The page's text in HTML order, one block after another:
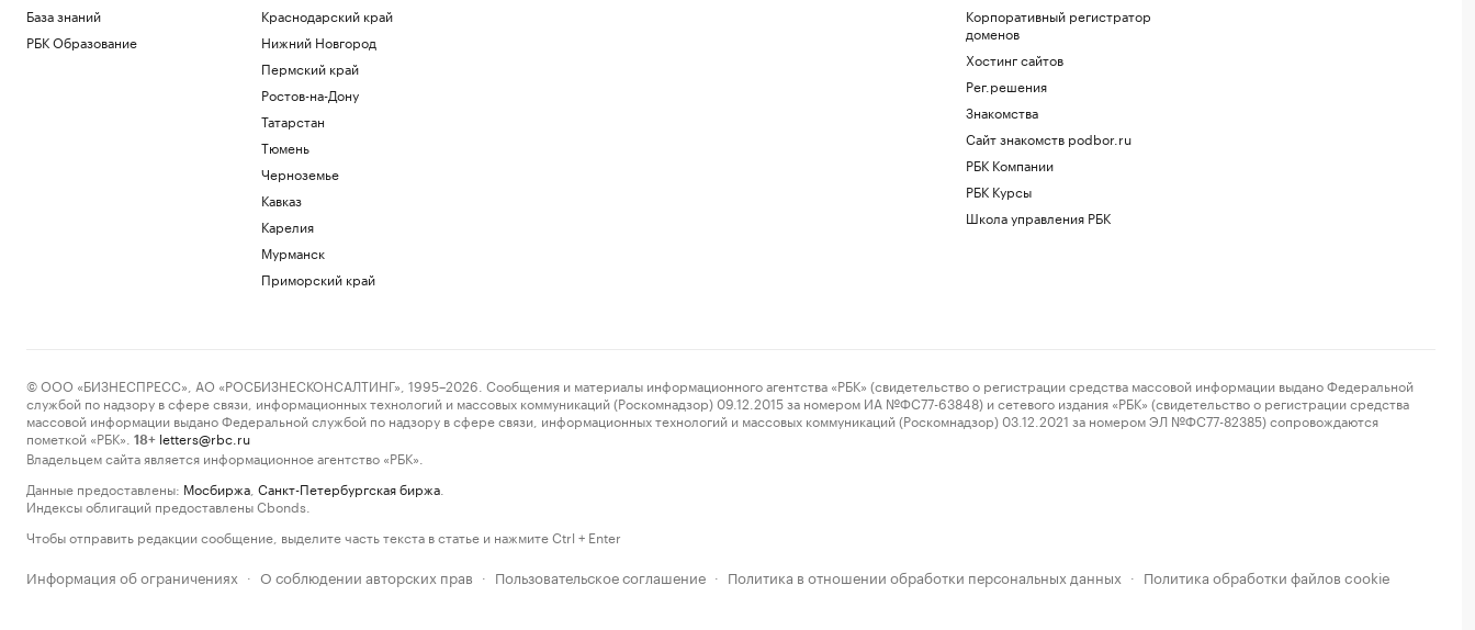
База знаний
РБК Образование
Краснодарский край
Нижний Новгород
Пермский край
Ростов-на-Дону
Татарстан
Тюмень
Черноземье
Кавказ
Карелия
Мурманск
Приморский край
Корпоративный регистратор
доменов
Хостинг сайтов
Рег.решения
Знакомства
Сайт знакомств podbor.ru
РБК Компании
РБК Курсы
Школа управления РБК
© ООО «БИЗНЕСПРЕСС», АО «РОСБИЗНЕСКОНСАЛТИНГ», 1995–2026. Сообщения и материалы информационного агентства «РБК» (свидетельство о регистрации средства массовой информации выдано Федеральной
службой по надзору в сфере связи, информационных технологий и массовых коммуникаций (Роскомнадзор) 09.12.2015 за номером ИА №ФС77-63848) и сетевого издания «РБК» (свидетельство о регистрации средства
массовой информации выдано Федеральной службой по надзору в сфере связи, информационных технологий и массовых коммуникаций (Роскомнадзор) 03.12.2021 за номером ЭЛ №ФС77-82385) сопровождаются
пометкой «РБК».
18+ letters@rbc.ru
Владельцем сайта является информационное агентство «РБК».
Данные предоставлены: Мосбиржа Санкт-Петербургская биржа
Индексы облигаций предоставлены Cbonds.
Чтобы отправить редакции сообщение, выделите часть текста в статье и нажмите Ctrl + Enter
Информация об ограничениях · О соблюдении авторских прав · Пользовательское соглашение · Политика в отношении обработки персональных данных · Политика обработки файлов cookie